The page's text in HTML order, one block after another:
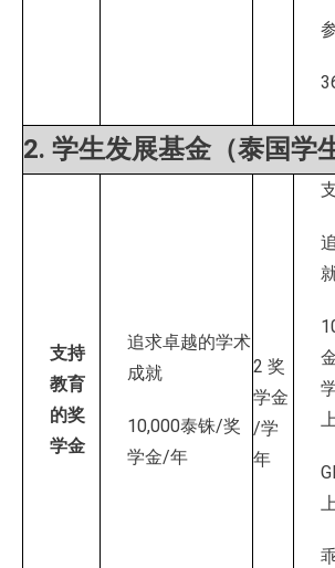
2. 学生发展基金（泰国学
支持
教育
的奖
学金
追求卓越的学术
成就
10,000泰铢/奖
学金/年
2 奖
学金
/学
年